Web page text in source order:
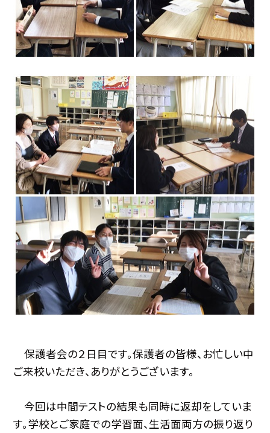
保護者会の２日目です。保護者の皆様、お忙しい中
ご来校いただき、ありがとうございます。
今回は中間テストの結果も同時に返却をしていま
す。学校とご家庭での学習面、生活面両方の振り返り